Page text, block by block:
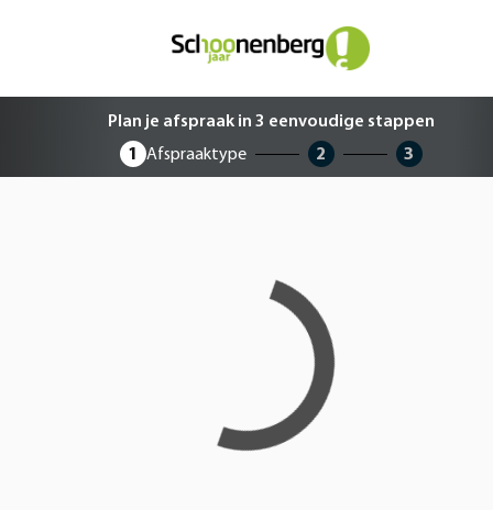
Plan je afspraak in 3 eenvoudige
Plan je afspraak in 3 eenvoudige stappen
1
Afspraaktype 2 3
Loading...